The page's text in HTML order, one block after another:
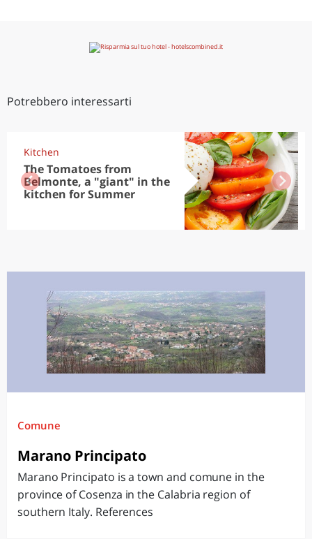
Potrebbero interessarti
Kitchen
The Tomatoes from
Belmonte, a "giant" in the
kitchen for Summer
Comune
Marano Principato
Marano Principato is a town and comune in the
province of Cosenza in the Calabria region of
southern Italy. References